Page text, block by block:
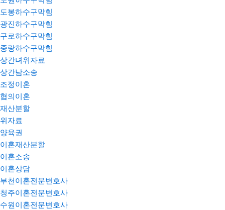
도봉하수구막힘
광진하수구막힘
구로하수구막힘
중랑하수구막힘
상간녀위자료
상간남소송
조정이혼
협의이혼
재산분할
위자료
양육권
이혼재산분할
이혼소송
이혼상담
부천이혼전문변호사
청주이혼전문변호사
수원이혼전문변호사